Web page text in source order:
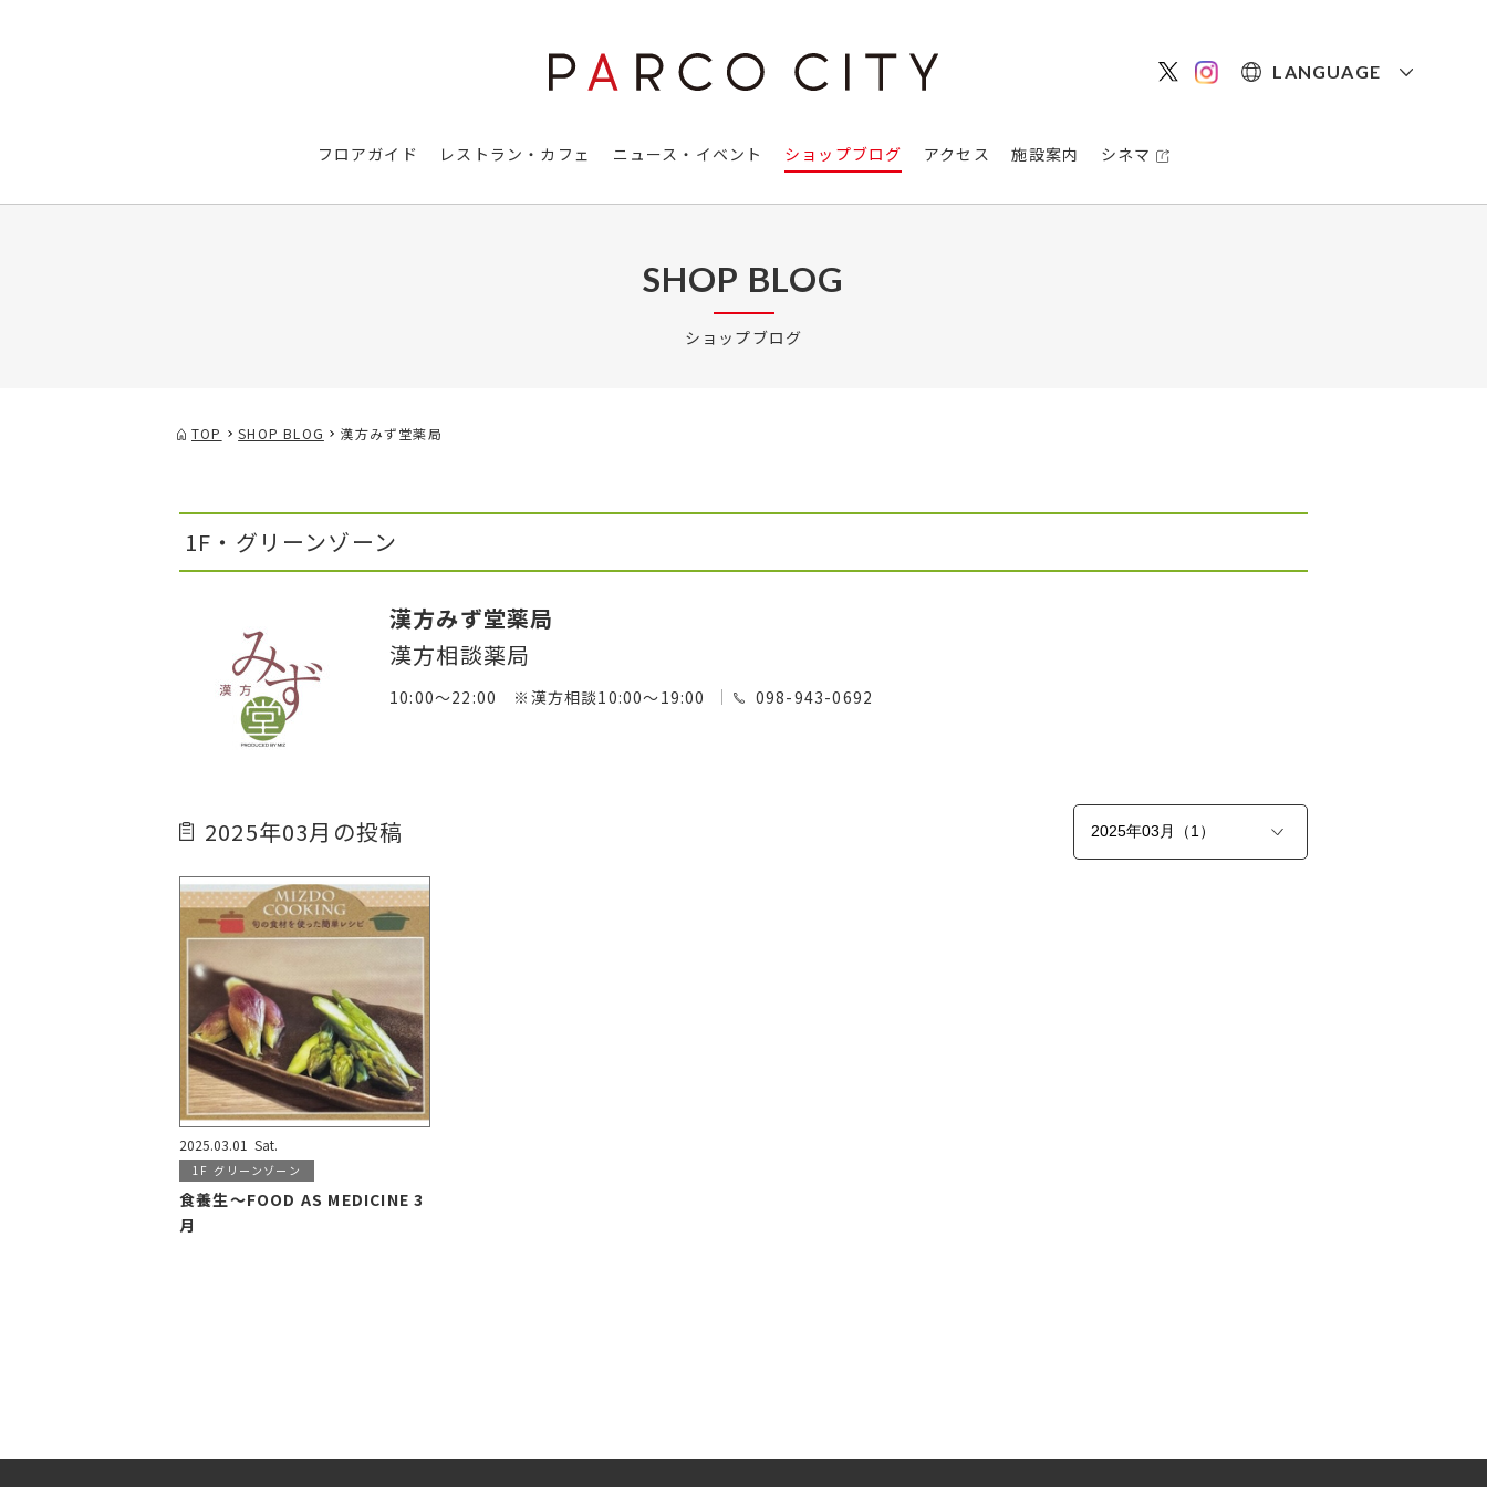
LANGUAGE
フロアガイド レストラン・カフェ ニュース・イベント ショップブログ アクセス 施設案内 シネマ
SHOP BLOG
ショップブログ
TOP SHOP BLOG 漢方みず堂薬局
1F・グリーンゾーン
漢方みず堂薬局
漢方相談薬局
10:00～22:00 ※漢方相談10:00～19:00 098-943-0692
2025年03月の投稿
2025.03.01 Sat.
1F グリーンゾーン
食養生～FOOD AS MEDICINE 3
月